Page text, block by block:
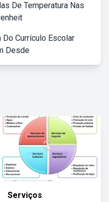
De Temperatura Nas
Currículo Escolar
Desde
Serviços